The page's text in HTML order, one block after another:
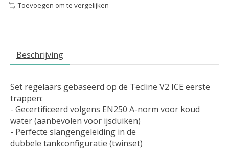
Toevoegen om te vergelijken
Beschrijving
Set regelaars gebaseerd op de Tecline V2 ICE eerste
trappen:
- Gecertificeerd volgens EN250 A-norm voor koud
water (aanbevolen voor ijsduiken)
- Perfecte slangengeleiding in de
dubbele tankconfiguratie (twinset)